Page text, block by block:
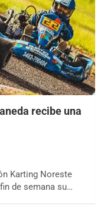
recibe una
Karting Noreste
de semana su…